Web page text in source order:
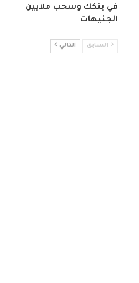
في بنكك وسحب ملايين
الجنيهات
السابق التالي